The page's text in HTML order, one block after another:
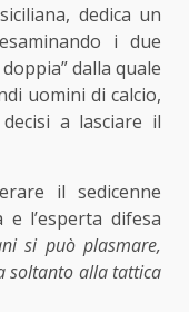
dedica un
i due
dalla quale
uomini di calcio,
a lasciare il
il sedicenne
l’esperta difesa
si può plasmare,
soltanto alla tattica